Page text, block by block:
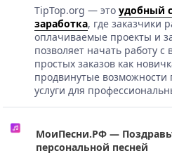
TipTop.org — это удобный
заработка, где заказчики
оплачиваемые проекты и
позволяет начать работу с
простых заказов как
продвинутые возможности
услуги для
МоиПесни.РФ —
персональной песней